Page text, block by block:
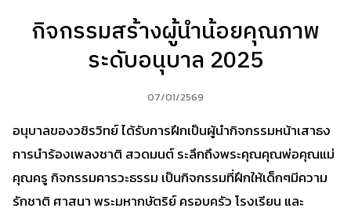
กิจกรรมสร้างผู้นำน้อยคุณภาพ
ระดับอนุบาล 2025
07/01/2569
อนุบาลของวชิรวิทย์ ได้รับการฝึกเป็นผู้นำกิจกรรมหน้าเสาธง
การนำร้องเพลงชาติ สวดมนต์ ระลึกถึงพระคุณคุณพ่อคุณแม่
คุณครู กิจกรรมคารวะธรรม เป็นกิจกรรมที่ฝึกให้เด็กๆมีความ
รักชาติ ศาสนา พระมหากษัตริย์ ครอบครัว โรงเรียน และ